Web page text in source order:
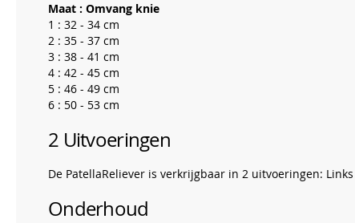
Maat : Omvang knie
1 : 32 - 34 cm
2 : 35 - 37 cm
3 : 38 - 41 cm
4 : 42 - 45 cm
5 : 46 - 49 cm
6 : 50 - 53 cm
2 Uitvoeringen
De PatellaReliever is verkrijgbaar in 2 uitvoeringen:
Onderhoud